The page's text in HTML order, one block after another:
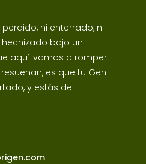
ni enterrado, ni
bajo un
aquí vamos a romper.
es que tu Gen
y estás de